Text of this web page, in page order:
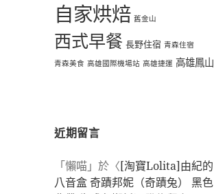
自家烘焙 舊金山
西式早餐 長野住宿 青森住宿
青森美食 高雄國際機場站 高雄捷運 高雄鳳山
近期留言
「懶喵」於〈[淘寶Lolita]由紀的
八音盒 奇蹟邦妮（奇蹟兔） 黑色